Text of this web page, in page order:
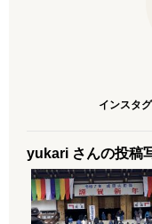
インスタ
yukari さんの投稿